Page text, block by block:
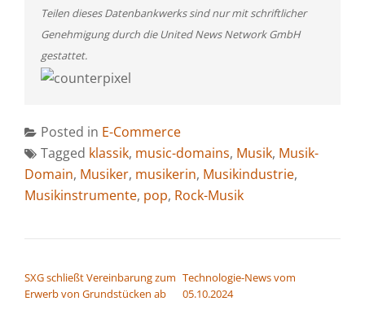
Teilen dieses Datenbankwerks sind nur mit schriftlicher
Genehmigung durch die United News Network GmbH
gestattet.
Posted in E-Commerce
Tagged klassik, music-domains, Musik, Musik-
Domain, Musiker, musikerin, Musikindustrie,
Musikinstrumente, pop, Rock-Musik
SXG schließt Vereinbarung zum
Erwerb von Grundstücken ab
Technologie-News vom
05.10.2024